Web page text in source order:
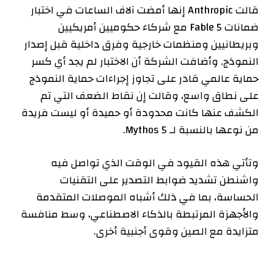
قالت Anthropic إنها أمضت آلاف الساعات في اختبار
ضمانات Fable 5 مع شركاء حكوميين أمريكيين
وبريطانيين ومنظمات خارجية وفرق داخلية قبل إصدار
النموذج. وأضافت الشركة أن الاختبار لم يجد أي كسر
حماية عالمي قادر على تجاوز إجراءات حماية النموذج
على نطاق واسع، وقالت إن نقاط الضعف التي تم
الكشف عنها كانت محدودة أو حميدة أو ليست فريدة
من نوعها بالنسبة لـ Mythos 5.
وتأتي هذه القيود في الوقت الذي تواصل فيه
واشنطن تشديد ضوابط التصدير على التقنيات
الحساسة، بما في ذلك أشباه الموصلات المتقدمة
والأجهزة المرتبطة بالذكاء الاصطناعي، وسط منافسة
متزايدة مع الصين وقوى أجنبية أخرى.